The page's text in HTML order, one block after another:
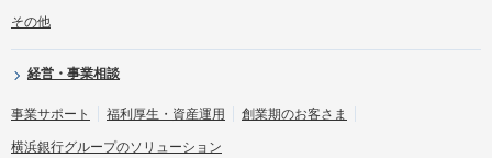
その他
経営・事業相談
事業サポート 福利厚生・資産運用 創業期のお客さま
横浜銀行グループのソリューション